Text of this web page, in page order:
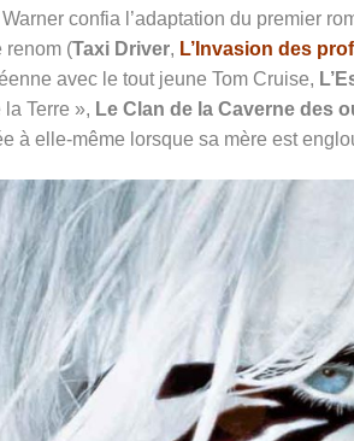
confia l’adaptation du premier
renom (Taxi Driver, L’Invasion des
avec le tout jeune Tom Cruise,
Terre », Le Clan de la Caverne des
à elle-même lorsque sa mère est